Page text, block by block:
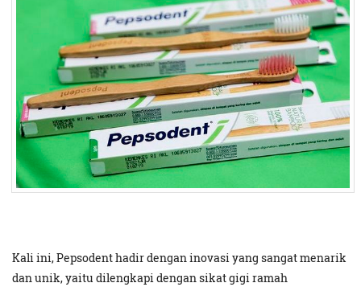
Kali ini, Pepsodent hadir dengan inovasi yang sangat menarik
dan unik, yaitu dilengkapi dengan sikat gigi ramah